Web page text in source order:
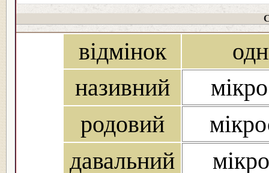
відмінок
називний
родовий
давальний